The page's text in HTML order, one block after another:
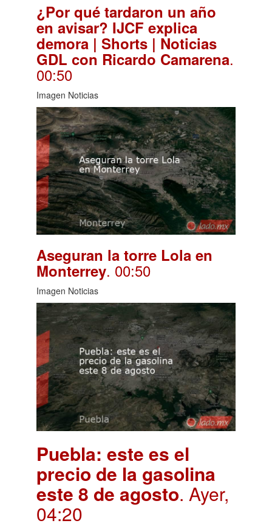
¿Por qué tardaron un año
en avisar? IJCF explica
demora | Shorts | Noticias
GDL con Ricardo Camarena.
00:50
Imagen Noticias
Aseguran la torre Lola en
Monterrey. 00:50
Imagen Noticias
Puebla: este es el
precio de la gasolina
este 8 de agosto. Ayer,
04:20